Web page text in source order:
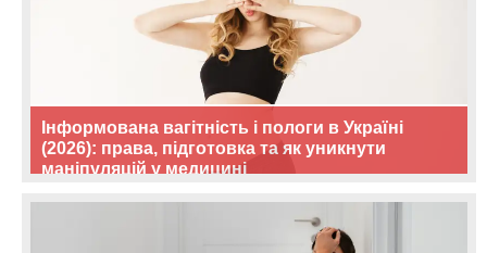
Інформована вагітність і пологи в Україні
(2026): права, підготовка та як уникнути
маніпуляцій у медицині